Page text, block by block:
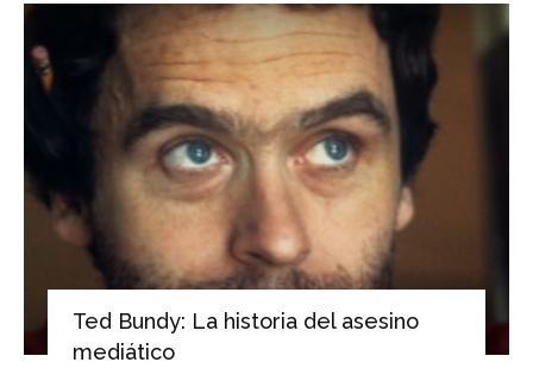
Ted Bundy: La historia del asesino
mediático